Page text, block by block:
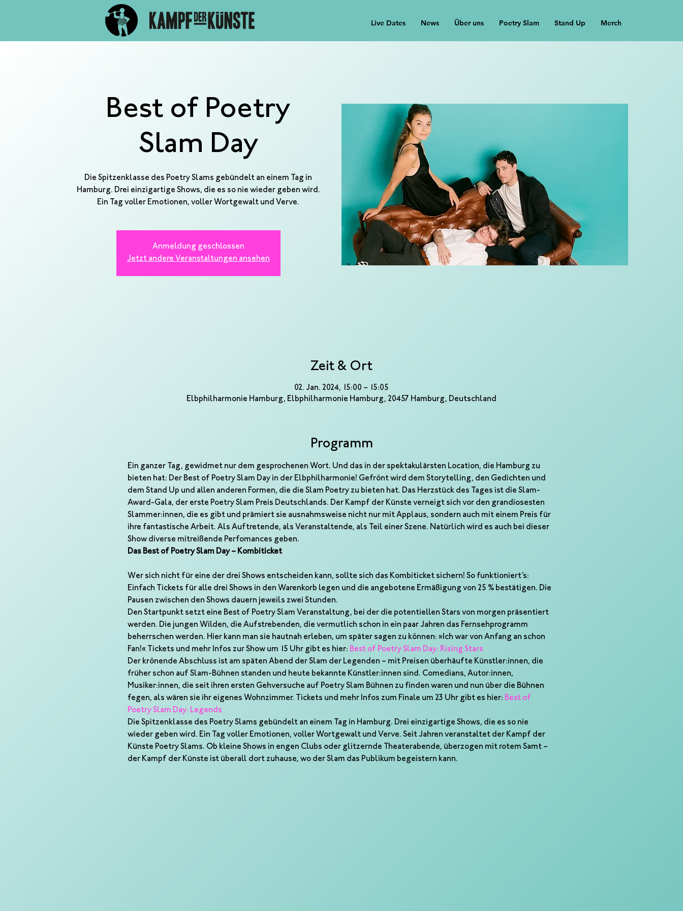
Live Dates News Über uns Poetry Slam Stand Up Merch
Best of Poetry
Slam Day
Die Spitzenklasse des Poetry Slams gebündelt an einem Tag in
Hamburg. Drei einzigartige Shows, die es so nie wieder geben wird.
Ein Tag voller Emotionen, voller Wortgewalt und Verve.
Anmeldung geschlossen
Jetzt andere Veranstaltungen ansehen
Zeit & Ort
02. Jan. 2024, 15:00 – 15:05
Elbphilharmonie Hamburg, Elbphilharmonie Hamburg, 20457 Hamburg, Deutschland
Programm
Ein ganzer Tag, gewidmet nur dem gesprochenen Wort. Und das in der spektakulärsten Location, die Hamburg zu
bieten hat: Der Best of Poetry Slam Day in der Elbphilharmonie! Gefrönt wird dem Storytelling, den Gedichten und
dem Stand Up und allen anderen Formen, die die Slam Poetry zu bieten hat. Das Herzstück des Tages ist die Slam-
Award-Gala, der erste Poetry Slam Preis Deutschlands. Der Kampf der Künste verneigt sich vor den grandiosesten
Slammer:innen, die es gibt und prämiert sie ausnahmsweise nicht nur mit Applaus, sondern auch mit einem Preis für
ihre fantastische Arbeit. Als Auftretende, als Veranstaltende, als Teil einer Szene. Natürlich wird es auch bei dieser
Show diverse mitreißende Perfomances geben.
Das Best of Poetry Slam Day – Kombiticket
Wer sich nicht für eine der drei Shows entscheiden kann, sollte sich das Kombiticket sichern! So funktioniert’s:
Einfach Tickets für alle drei Shows in den Warenkorb legen und die angebotene Ermäßigung von 25 % bestätigen. Die
Pausen zwischen den Shows dauern jeweils zwei Stunden.
Den Startpunkt setzt eine Best of Poetry Slam Veranstaltung, bei der die potentiellen Stars von morgen präsentiert
werden. Die jungen Wilden, die Aufstrebenden, die vermutlich schon in ein paar Jahren das Fernsehprogramm
beherrschen werden. Hier kann man sie hautnah erleben, um später sagen zu können: »Ich war von Anfang an schon
Fan!« Tickets und mehr Infos zur Show um 15 Uhr gibt es hier: Best of Poetry Slam Day: Rising Stars
Der krönende Abschluss ist am späten Abend der Slam der Legenden – mit Preisen überhäufte Künstler:innen, die
früher schon auf Slam-Bühnen standen und heute bekannte Künstler:innen sind. Comedians, Autor:innen,
Musiker:innen, die seit ihren ersten Gehversuche auf Poetry Slam Bühnen zu finden waren und nun über die Bühnen
fegen, als wären sie ihr eigenes Wohnzimmer. Tickets und mehr Infos zum Finale um 23 Uhr gibt es hier: Best of
Poetry Slam Day: Legends
Die Spitzenklasse des Poetry Slams gebündelt an einem Tag in Hamburg. Drei einzigartige Shows, die es so nie
wieder geben wird. Ein Tag voller Emotionen, voller Wortgewalt und Verve. Seit Jahren veranstaltet der Kampf der
Künste Poetry Slams. Ob kleine Shows in engen Clubs oder glitzernde Theaterabende, überzogen mit rotem Samt –
der Kampf der Künste ist überall dort zuhause, wo der Slam das Publikum begeistern kann.